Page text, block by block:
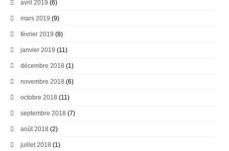
avril 2019 (6)
mars 2019 (9)
février 2019 (8)
janvier 2019 (11)
décembre 2018 (1)
novembre 2018 (6)
octobre 2018 (11)
septembre 2018 (7)
août 2018 (2)
juillet 2018 (1)